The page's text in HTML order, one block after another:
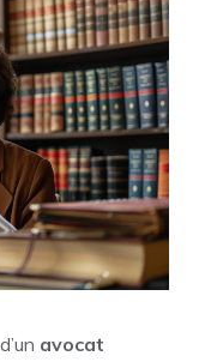
avocat